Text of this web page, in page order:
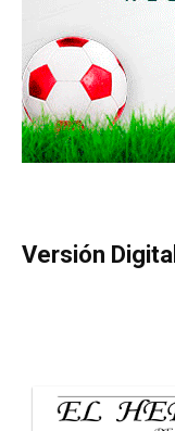
Versión Digital